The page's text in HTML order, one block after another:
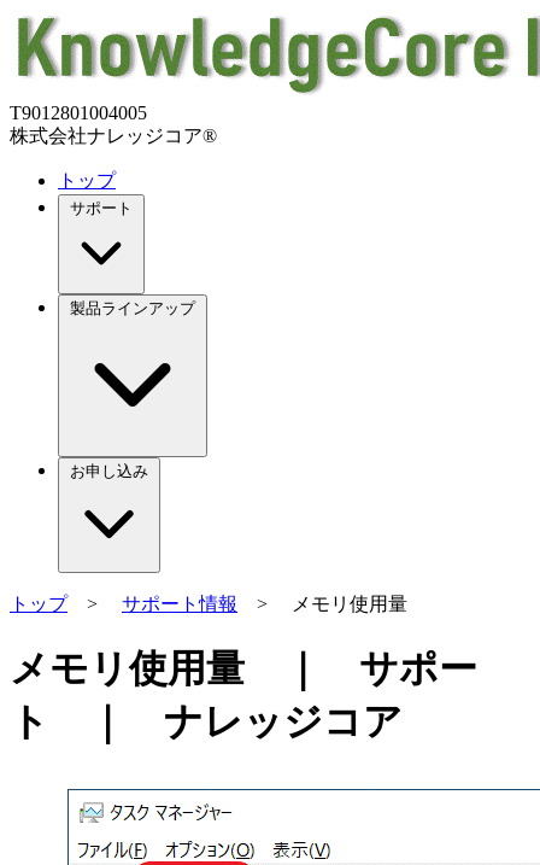
T9012801004005
株式会社ナレッジコア®
トップ
サポート
製品ラインアップ
お申し込み
トップ> サポート情報 > メモリ使用量
メモリ使用量 ｜ サポー
ト ｜ ナレッジコア